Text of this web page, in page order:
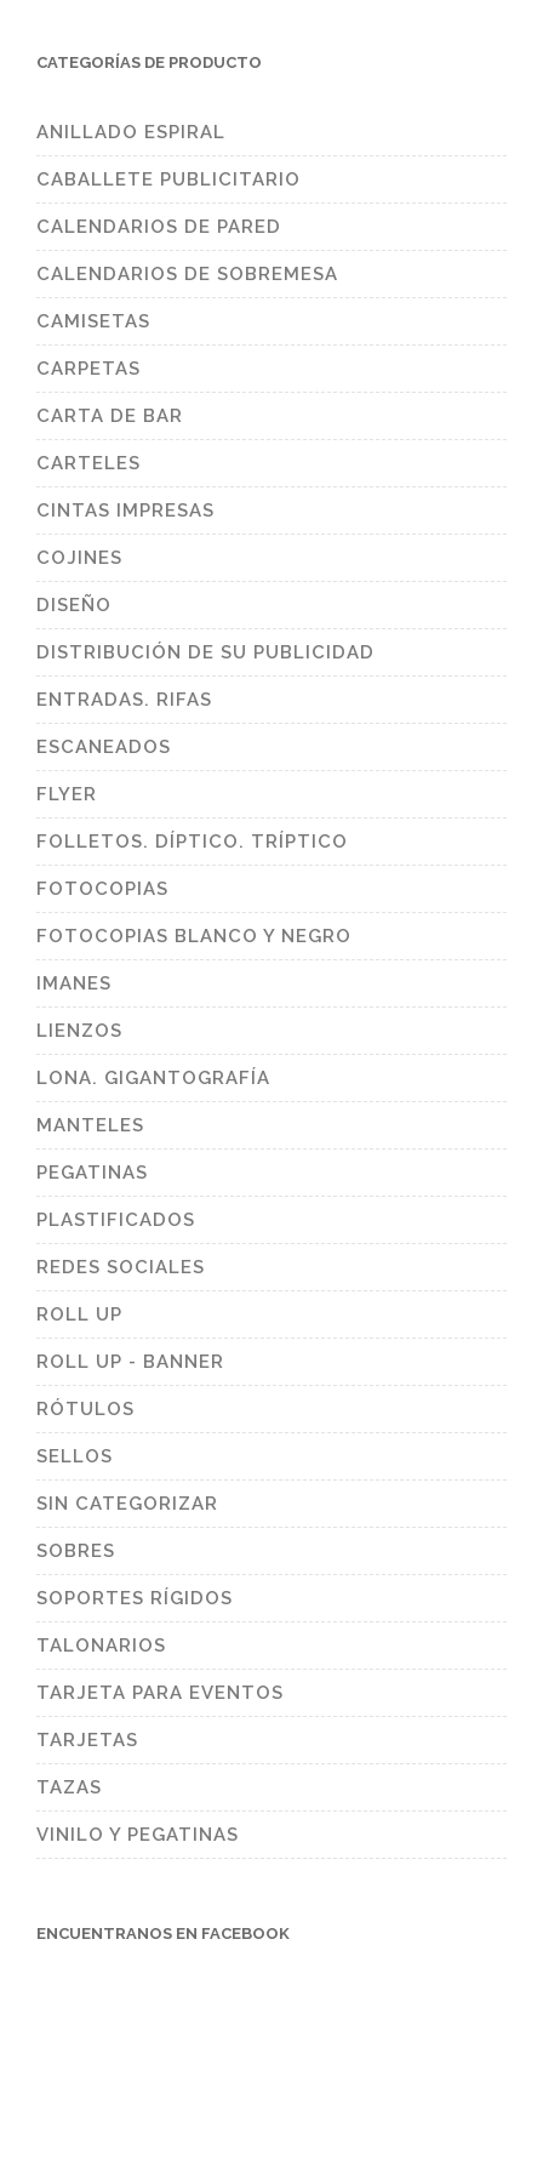
CATEGORÍAS DE PRODUCTO
ANILLADO ESPIRAL
CABALLETE PUBLICITARIO
CALENDARIOS DE PARED
CALENDARIOS DE SOBREMESA
CAMISETAS
CARPETAS
CARTA DE BAR
CARTELES
CINTAS IMPRESAS
COJINES
DISEÑO
DISTRIBUCIÓN DE SU PUBLICIDAD
ENTRADAS. RIFAS
ESCANEADOS
FLYER
FOLLETOS. DÍPTICO. TRÍPTICO
FOTOCOPIAS
FOTOCOPIAS BLANCO Y NEGRO
IMANES
LIENZOS
LONA. GIGANTOGRAFÍA
MANTELES
PEGATINAS
PLASTIFICADOS
REDES SOCIALES
ROLL UP
ROLL UP - BANNER
RÓTULOS
SELLOS
SIN CATEGORIZAR
SOBRES
SOPORTES RÍGIDOS
TALONARIOS
TARJETA PARA EVENTOS
TARJETAS
TAZAS
VINILO Y PEGATINAS
ENCUENTRANOS EN FACEBOOK